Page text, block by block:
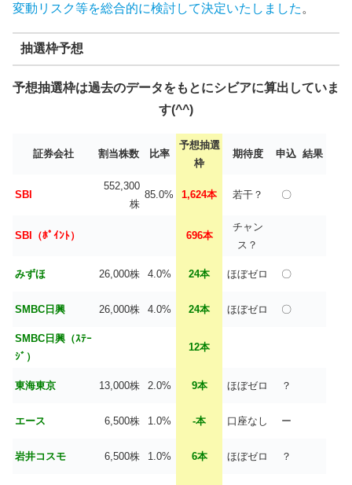
変動リスク等を総合的に検討して決定いたしました 。
抽選枠予想
予想抽選枠は過去のデータをもとにシビアに算出していま
す(^^)
証券会社 割当株数 比率
予想抽選
枠
期待度 申込 結果
SBI
552,300
株
85.0% 1,624本 若干？ 〇
SBI（ﾎﾟｲﾝﾄ） 696本
チャン
ス？
みずほ 26,000株 4.0% 24本 ほぼゼロ 〇
SMBC日興 26,000株 4.0% 24本 ほぼゼロ 〇
SMBC日興（ｽﾃｰ
ｼﾞ）
12本
東海東京 13,000株 2.0% 9本 ほぼゼロ ？
エース 6,500株 1.0% -本 口座なし ー
岩井コスモ 6,500株 1.0% 6本 ほぼゼロ ？